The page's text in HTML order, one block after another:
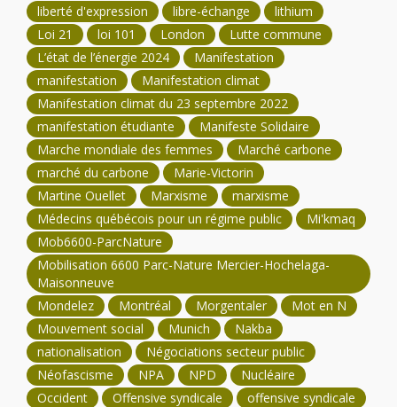
liberté d'expression
libre-échange
lithium
Loi 21
loi 101 London
Lutte commune
L’état de l’énergie 2024
Manifestation
manifestation
Manifestation climat
Manifestation climat du 23 septembre 2022
manifestation étudiante
Manifeste Solidaire
Marche mondiale des femmes
Marché carbone
marché du carbone
Marie-Victorin
Martine Ouellet
Marxisme
marxisme
Médecins québécois pour un régime public
Mi'kmaq
Mob6600-ParcNature
Mobilisation 6600 Parc-Nature Mercier-Hochelaga-
Maisonneuve
Mondelez
Montréal Morgentaler
Mot en N
Mouvement social
Munich
Nakba
nationalisation
Négociations secteur public
Néofascisme
NPA NPD
Nucléaire
Occident
Offensive syndicale
offensive syndicale